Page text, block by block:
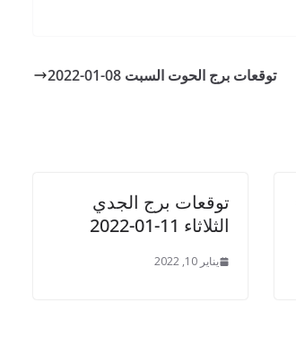
توقعات برج الحوت السبت 08-01-2022
توقعات برج الجدي
الثلاثاء 11-01-2022
يناير 10, 2022